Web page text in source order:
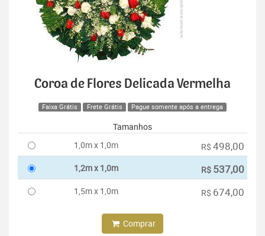
Coroa de Flores Delicada Vermelha
Faixa Grátis Frete Grátis Pague somente após a entrega
Tamanhos
1,0m x 1,0m
R$ 498,00
1,2m x 1,0m R$ 537,00
1,5m x 1,0m R$ 674,00
Comprar